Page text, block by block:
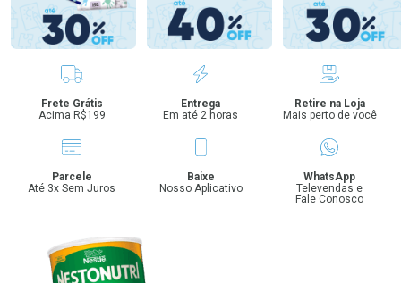
Benefícios
Frete Grátis
Acima R$199
Entrega
Em até 2 horas
Retire na Loja
Mais perto de você
Parcele
Até 3x Sem Juros
Baixe
Nosso Aplicativo
WhatsApp
Televendas e
Fale Conosco